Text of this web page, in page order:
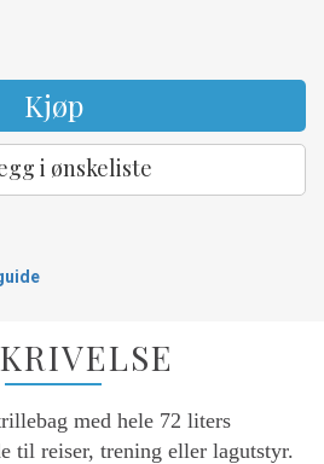
Kjøp
i ønskeliste
med hele 72 liters
til reiser, trening eller lagutstyr.